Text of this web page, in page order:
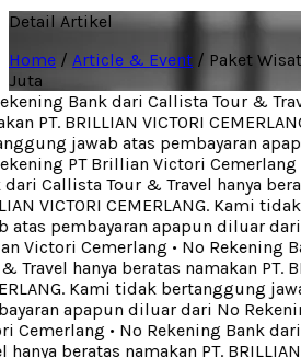
Detail Artikel
Home / Article & Event / Paket
Juta
Bank dari Callista Tour &
PT. BRILLIAN VICTORI
jawab atas pembayaran
PT Brillian Victori Cemerlang•
Callista Tour & Travel hanya
VICTORI CEMERLANG. Kami
pembayaran apapun diluar dari
Victori Cemerlang• No Rekening
Travel hanya beratas namakan PT.
Kami tidak bertanggung
apapun diluar dari No
Cemerlang• No Rekening Bank dari
beratas namakan PT. BRILLIAN